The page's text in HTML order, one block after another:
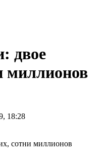
двое
миллионов
18:28